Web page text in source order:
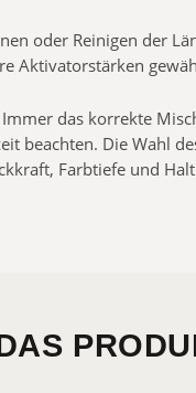
oder Reinigen der
Aktivatorstärken
das korrekte
beachten. Die Wahl
Farbtiefe und